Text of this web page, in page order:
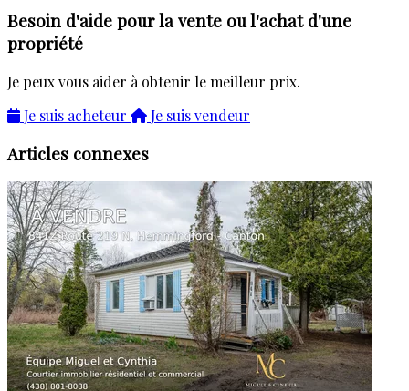
Besoin d'aide pour la vente ou l'achat d'une
propriété
Je peux vous aider à obtenir le meilleur prix.
Je suis acheteur
Je suis vendeur
Articles connexes